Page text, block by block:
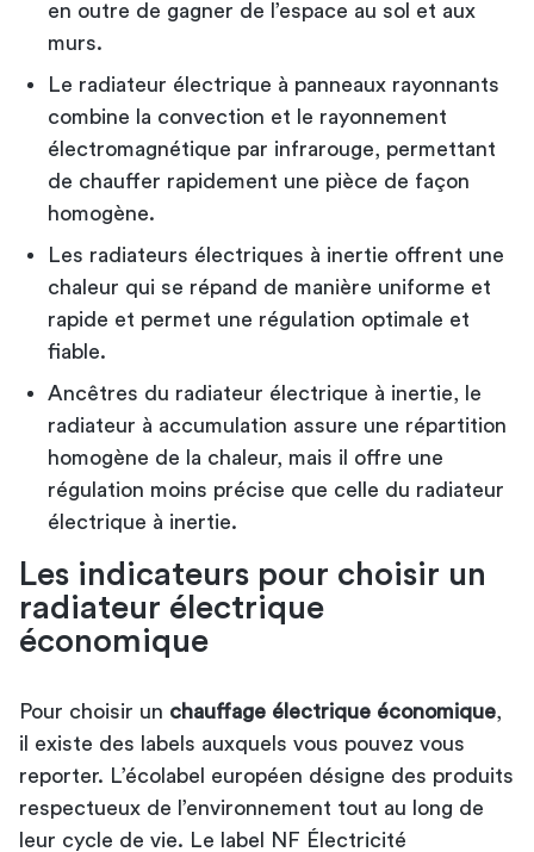
en outre de gagner de l’espace au sol et aux
murs.
Le radiateur électrique à panneaux rayonnants
combine la convection et le rayonnement
électromagnétique par infrarouge, permettant
de chauffer rapidement une pièce de façon
homogène.
Les radiateurs électriques à inertie offrent une
chaleur qui se répand de manière uniforme et
rapide et permet une régulation optimale et
fiable.
Ancêtres du radiateur électrique à inertie, le
radiateur à accumulation assure une répartition
homogène de la chaleur, mais il offre une
régulation moins précise que celle du radiateur
électrique à inertie.
Les indicateurs pour choisir un
radiateur électrique
économique
Pour choisir un chauffage électrique économique
il existe des labels auxquels vous pouvez vous
reporter. L’écolabel européen désigne des produits
respectueux de l’environnement tout au long de
leur cycle de vie. Le label NF Électricité